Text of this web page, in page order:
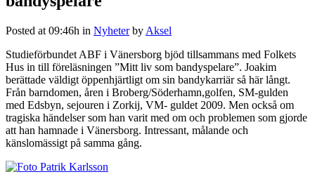
Posted at 09:46h in Nyheter by Aksel
Studieförbundet ABF i Vänersborg bjöd tillsammans med Folkets
Hus in till föreläsningen ”Mitt liv som bandyspelare”. Joakim
berättade väldigt öppenhjärtligt om sin bandykarriär så här långt.
Från barndomen, åren i Broberg/Söderhamn,golfen, SM-gulden
med Edsbyn, sejouren i Zorkij, VM- guldet 2009. Men också om
tragiska händelser som han varit med om och problemen som gjorde
att han hamnade i Vänersborg. Intressant, målande och
känslomässigt på samma gång.